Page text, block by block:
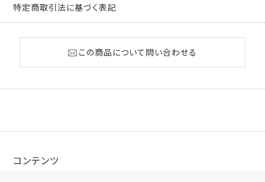
特定商取引法に基づく表記
この商品について問い合わせる
コンテンツ